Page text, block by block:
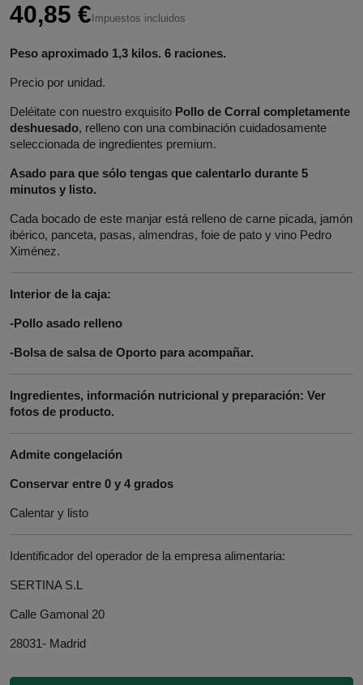
40,85 € Impuestos incluidos
Peso aproximado 1,3 kilos. 6 raciones.
Precio por unidad.
Deléitate con nuestro exquisito Pollo de Corral completamente
deshuesado, relleno con una combinación cuidadosamente
seleccionada de ingredientes premium.
Asado para que sólo tengas que calentarlo durante 5
minutos y listo.
Cada bocado de este manjar está relleno de carne picada, jamón
ibérico, panceta, pasas, almendras, foie de pato y vino Pedro
Ximénez.
Interior de la caja:
-Pollo asado relleno
-Bolsa de salsa de Oporto para acompañar.
Ingredientes, información nutricional y preparación: Ver
fotos de producto.
Admite congelación
Conservar entre 0 y 4 grados
Calentar y listo
Identificador del operador de la empresa alimentaria:
SERTINA S.L
Calle Gamonal 20
28031- Madrid